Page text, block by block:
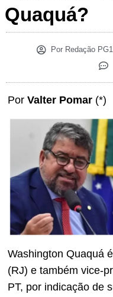
Quaquá?
PorRedação
Por Valter Pomar (*)
Washington Quaquá
(RJ) e também vice-
PT, por indicação de